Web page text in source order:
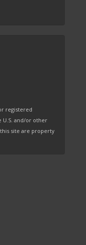
registered
U.S. and/or other
site are property